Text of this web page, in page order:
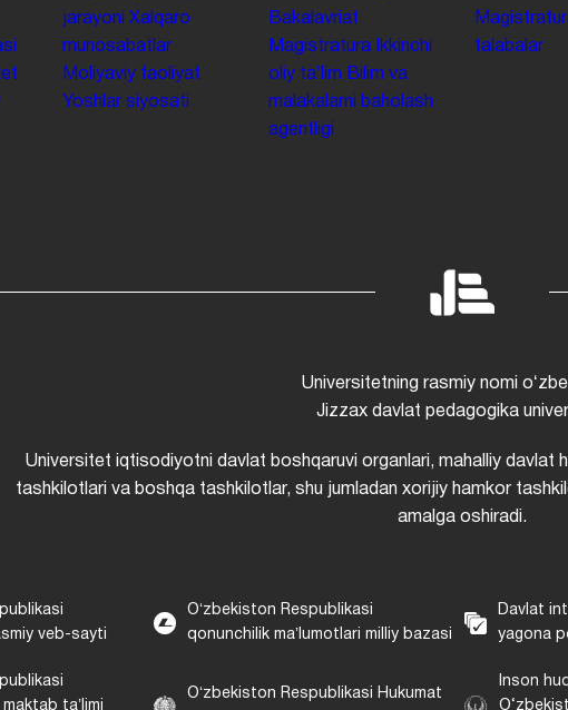
jarayoni Xalqaro
munosabatlar
Moliyaviy faoliyat
Yoshlar siyosati
Bakalavriat
Magistratura
Ikkinchi
oliy taʼlim Bilim va
malakalarni baholash
agentligi
talabalar
Universitetning rasmiy nomi
Jizzax davlat pedagogika
Universitet iqtisodiyotni davlat boshqaruvi organlari, mahalliy davlat
tashkilotlari va boshqa tashkilotlar, shu jumladan xorijiy hamkor
amalga oshiradi.
veb-sayti
Oʻzbekiston Respublikasi
qonunchilik maʼlumotlari milliy bazasi
Davlat
yagona
taʼlimi
Oʻzbekiston Respublikasi Hukumat
Inson